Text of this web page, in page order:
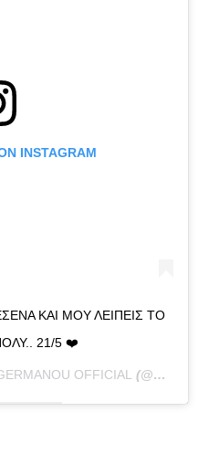
INSTAGRAM
ΚΑΙ ΜΟΥ ΛΕΊΠΕΙΣ ΤΟ
21/5 ❤️
OFFICIAL (@NATALIA_GERMANOU) ON